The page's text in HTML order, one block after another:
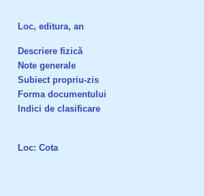
Loc, editura, an
Descriere fizică
Note generale
Subiect propriu-zis
Forma documentului
Indici de clasificare
Loc: Cota